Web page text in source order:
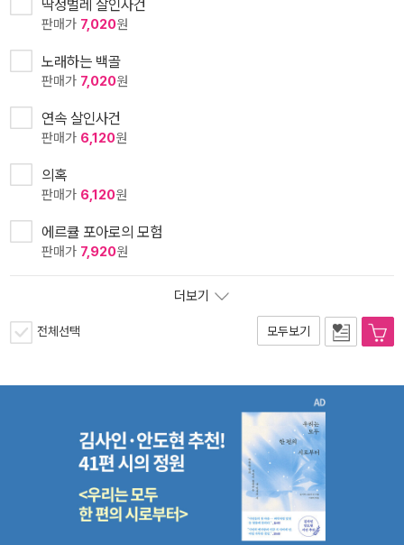
딱정벌레 살인사건
판매가 7,020원
노래하는 백골
판매가 7,020원
연속 살인사건
판매가 6,120원
의혹
판매가 6,120원
에르큘 포아로의 모험
판매가 7,920원
더보기
전체선택 모두보기